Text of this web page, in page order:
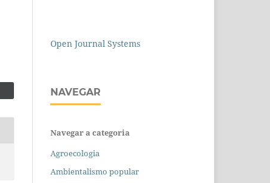
Open Journal Systems
NAVEGAR
Navegar a categoria
Agroecologia
Ambientalismo popular